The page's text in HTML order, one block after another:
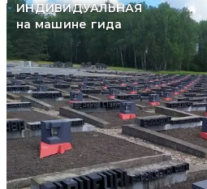
ИНДИВИДУАЛЬНАЯ
на машине гида